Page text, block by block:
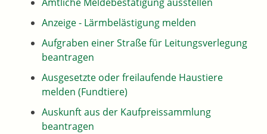
Anzeige - Lärmbelästigung melden
Aufgraben einer Straße für Leitungsverlegung
beantragen
Ausgesetzte oder freilaufende Haustiere
melden (Fundtiere)
Auskunft aus der Kaufpreissammlung
beantragen